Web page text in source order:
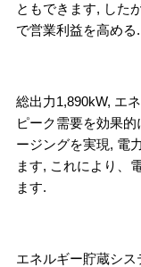
ともできます, した
で営業利益を高める.
総出力1,890kW, エ
ピーク需要を効果
ージングを実現, 電
ます, これにより、
ます.
エネルギー貯蔵シ